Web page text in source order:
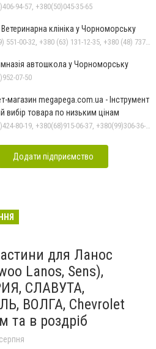
94-57, +380(50)045-35-65
клініка у Чорноморську
автошкола у Чорноморську
07-50
магазин megapega.com.ua - Інструмент
вибір товара по низьким цінам
Додати підприємство
для Ланос
Lanos, Sens),
СЛАВУТА,
ВОЛГА, Chevrolet
та в роздріб